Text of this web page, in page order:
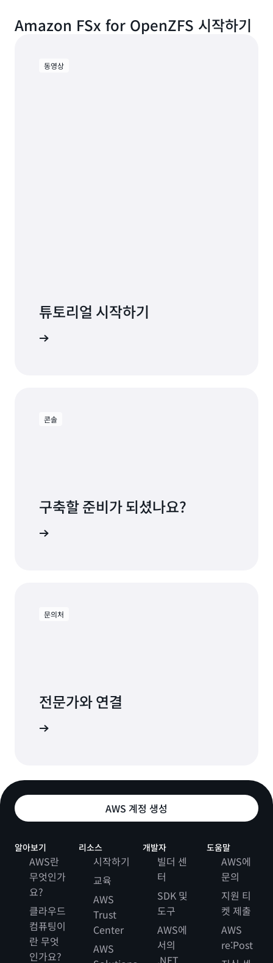
Amazon FSx for OpenZFS 시작하기
동영상
튜토리얼 시작하기
콘솔
구축할 준비가 되셨나요?
문의처
전문가와 연결
AWS 계정 생성
알아보기
AWS란
무엇인가
요?
클라우드
컴퓨팅이
란 무엇
인가요?
리소스
시작하기
교육
AWS
Trust
Center
AWS
개발자
빌더 센
터
SDK 및
도구
AWS에
서의
.NET
도움말
AWS에
문의
지원 티
켓 제출
AWS
re:Post